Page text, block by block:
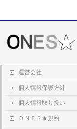
運営会社
個人情報保護方針
個人情報取り扱い
ＯＮＥＳ★規約